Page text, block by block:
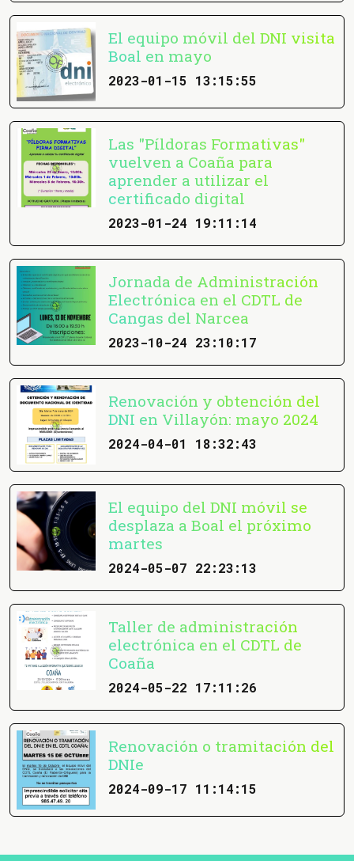
El equipo móvil del DNI visita
Boal en mayo
2023-01-15 13:15:55
Las "Píldoras Formativas"
vuelven a Coaña para
aprender a utilizar el
certificado digital
2023-01-24 19:11:14
Jornada de Administración
Electrónica en el CDTL de
Cangas del Narcea
2023-10-24 23:10:17
Renovación y obtención del
DNI en Villayón: mayo 2024
2024-04-01 18:32:43
El equipo del DNI móvil se
desplaza a Boal el próximo
martes
2024-05-07 22:23:13
Taller de administración
electrónica en el CDTL de
Coaña
2024-05-22 17:11:26
Renovación o tramitación del
DNIe
2024-09-17 11:14:15